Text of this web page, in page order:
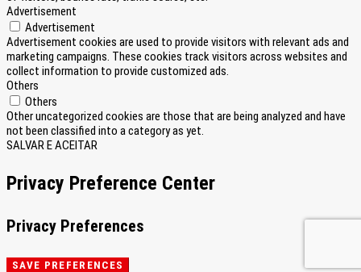
Advertisement
Advertisement
Advertisement cookies are used to provide visitors with relevant ads and
marketing campaigns. These cookies track visitors across websites and
collect information to provide customized ads.
Others
Others
Other uncategorized cookies are those that are being analyzed and have
not been classified into a category as yet.
SALVAR E ACEITAR
Privacy Preference Center
Privacy Preferences